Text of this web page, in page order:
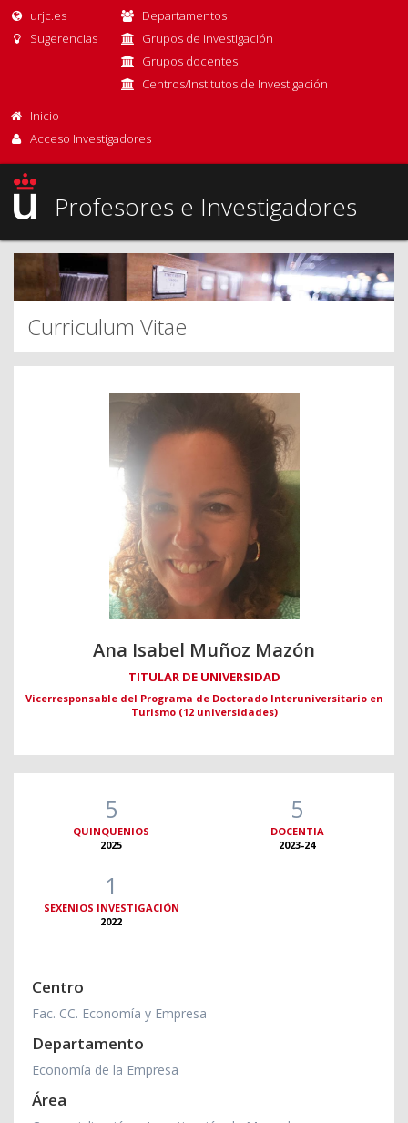
urjc.es
Sugerencias
Departamentos
Grupos de investigación
Grupos docentes
Centros/Institutos de Investigación
Inicio
Acceso Investigadores
Profesores e Investigadores
Curriculum Vitae
Ana Isabel Muñoz Mazón
TITULAR DE UNIVERSIDAD
Vicerresponsable del Programa de Doctorado Interuniversitario en
Turismo (12 universidades)
5
QUINQUENIOS
2025
5
DOCENTIA
2023-24
1
SEXENIOS INVESTIGACIÓN
2022
Centro
Fac. CC. Economía y Empresa
Departamento
Economía de la Empresa
Área